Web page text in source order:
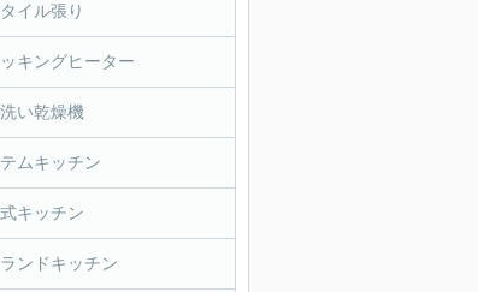
イル張り
キングヒーター
い乾燥機
ムキッチン
キッチン
ンドキッチン